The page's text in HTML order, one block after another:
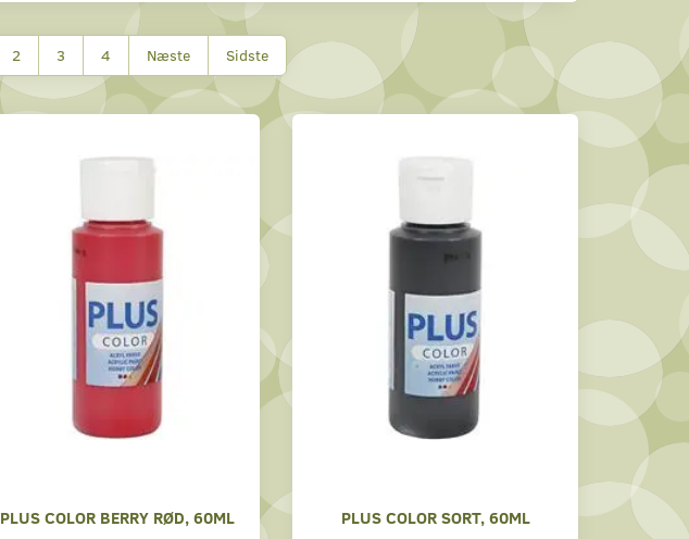
2 3 4 Næste Sidste
PLUS COLOR BERRY RØD, 60ML PLUS COLOR SORT, 60ML